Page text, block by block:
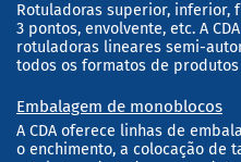
Rotuladoras superior, inferior,
3 pontos, envolvente, etc. A
rotuladoras lineares semi-
todos os formatos de
Embalagem de monoblocos
A CDA oferece linhas de
o enchimento, a colocação de